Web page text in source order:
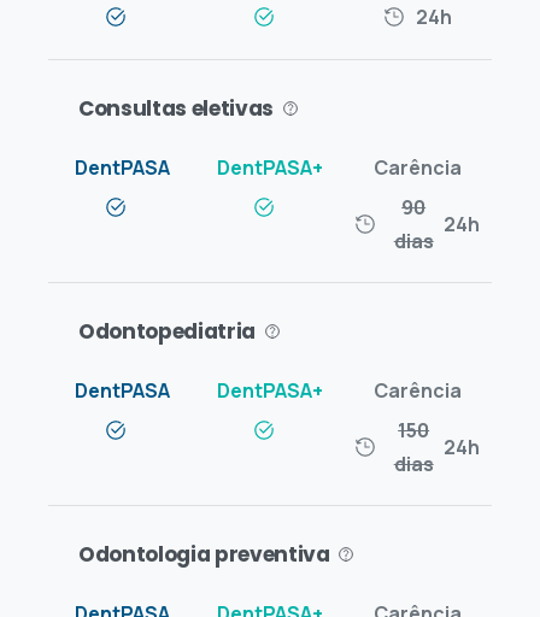
24h
Consultas eletivas
90
dias
24h
Odontopediatria
150
dias
24h
Odontologia preventiva